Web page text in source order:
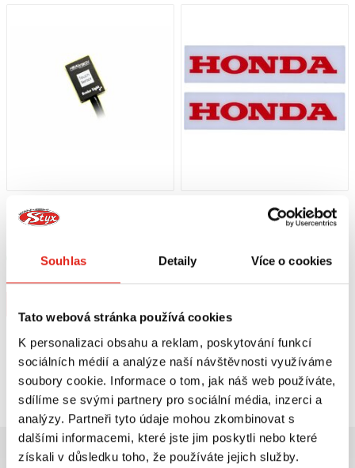
Souhlas Detaily Více o cookies
Tato webová stránka používá cookies
K personalizaci obsahu a reklam, poskytování funkcí
sociálních médií a analýze naší návštěvnosti využíváme
soubory cookie. Informace o tom, jak náš web používáte,
sdílíme se svými partnery pro sociální média, inzerci a
analýzy. Partneři tyto údaje mohou zkombinovat s
dalšími informacemi, které jste jim poskytli nebo které
získali v důsledku toho, že používáte jejich služby.
1 209 Kč
HEALTECH MODUL BRZDOVÉHO
Skladem
QUATTROERRE NÁLEPKY HONDA 2
Na objednávku
Prohlédli jste si2z 2produktů